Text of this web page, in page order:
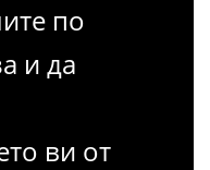
по
и да
ви от